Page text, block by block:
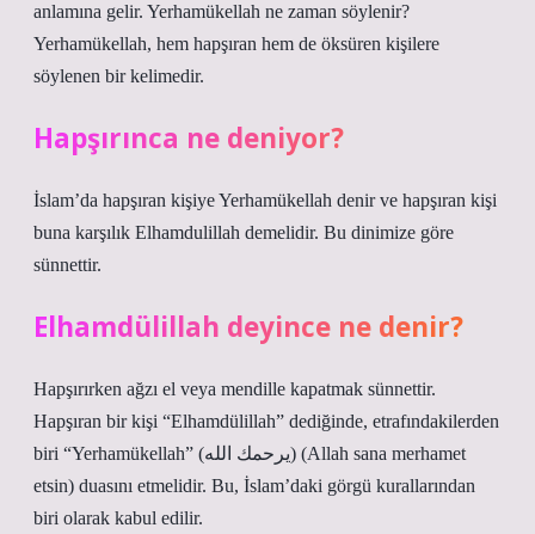
anlamına gelir. Yerhamükellah ne zaman söylenir?
Yerhamükellah, hem hapşıran hem de öksüren kişilere
söylenen bir kelimedir.
Hapşırınca ne deniyor?
İslam’da hapşıran kişiye Yerhamükellah denir ve hapşıran kişi
buna karşılık Elhamdulillah demelidir. Bu dinimize göre
sünnettir.
Elhamdülillah deyince ne denir?
Hapşırırken ağzı el veya mendille kapatmak sünnettir.
Hapşıran bir kişi “Elhamdülillah” dediğinde, etrafındakilerden
biri “Yerhamükellah” (يرحمك الله) (Allah sana merhamet
etsin) duasını etmelidir. Bu, İslam’daki görgü kurallarından
biri olarak kabul edilir.